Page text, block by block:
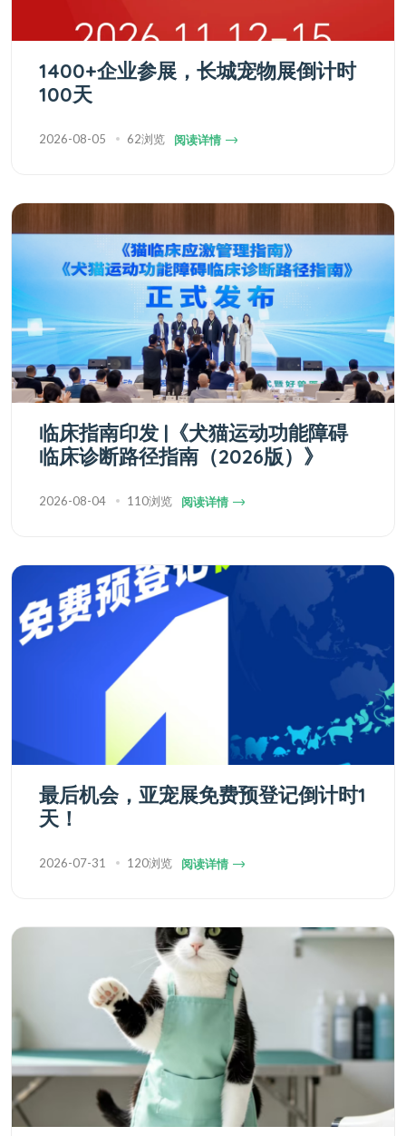
1400+企业参展，长城宠物展倒计时
100天
2026-08-05 62浏览 阅读详情
临床指南印发 |《犬猫运动功能障碍
临床诊断路径指南（2026版）》
2026-08-04 110浏览 阅读详情
最后机会，亚宠展免费预登记倒计时1
天！
2026-07-31 120浏览 阅读详情